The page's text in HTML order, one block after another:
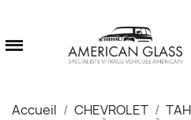
Accueil CHEVROLET